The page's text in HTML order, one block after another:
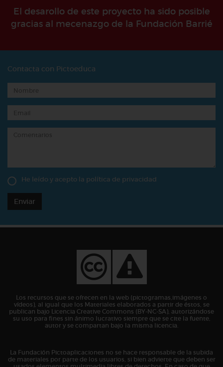
El desarollo de este proyecto ha sido posible
gracias al mecenazgo de la Fundación Barrié
Contacta con Pictoeduca
He leído y acepto la política de privacidad
Enviar
Los recursos que se ofrecen en la web (pictogramas,imágenes o
vídeos), al igual que los Materiales elaborados a partir de éstos, se
publican bajo Licencia Creative Commons (BY-NC-SA), autorizándose
su uso para fines sin ánimo lucrativo siempre que se cite la fuente,
autor y se compartan bajo la misma licencia.
La Fundación Pictoaplicaciones no se hace responsable de la subida
de materiales por parte de los usuarios, si bien advierte que deben ser